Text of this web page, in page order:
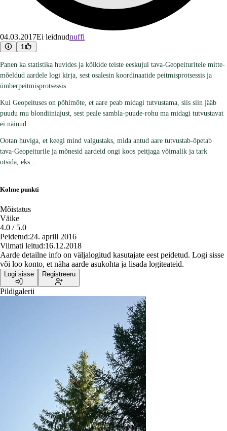
04.03.2017Ei leidnudnuffi
1
Panen ka statistika huvides ja kõikide teiste eeskujul tava-Geopeituritele mitte-
mõeldud aardele logi kirja, sest osalesin koordinaatide peitmisprotsessis ja
ümberpeitmisprotsessis.
Kui Geopeituses on põhimõte, et aare peab midagi tutvustama, siis siin jääb
puudu mu blondiiniajust, sest peale sambla-puude-rohu ma midagi tutvustavat
ei näinud.
Ootan huviga, et keegi mind valgustaks, mida antud aare tutvustab-õpetab
tava-Geopeiturile ja mõnesid aardeid ongi koos peitjaga võimalik ja tark
otsida, eks...
Kolme punkti
Mõistatus
Väike
4.0 / 5.0
Peidetud:24. aprill 2016
Viimati leitud:16.12.2018
Aarde detailne info on väljalogitud kasutajate eest peidetud. Logi sisse
või loo konto, et näha aarde asukohta ja lisada logiteateid.
Logi sisse Registreeru
Pildigalerii